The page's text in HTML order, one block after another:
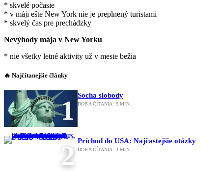
* skvelé počasie
* v máji ešte New York nie je preplnený turistami
* skvelý čas pre prechádzky
Nevýhody mája v New Yorku
* nie všetky letné aktivity už v meste bežia
🔥 Najčítanejšie články
1 Socha slobody
DOBA ČÍTANIA: 5 MIN.
2 Príchod do USA: Najčastejšie otázky
DOBA ČÍTANIA: 3 MIN.